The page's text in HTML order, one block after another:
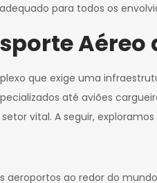
para todos os
Aéreo
que exige uma
até aviões
vital. A seguir,
aeroportos ao redor do